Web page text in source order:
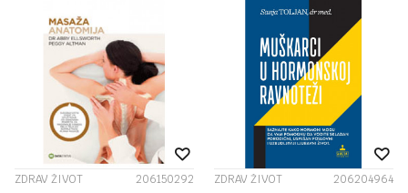
ZDRAV ŽIVOT 206150292 ZDRAV ŽIVOT 206204964